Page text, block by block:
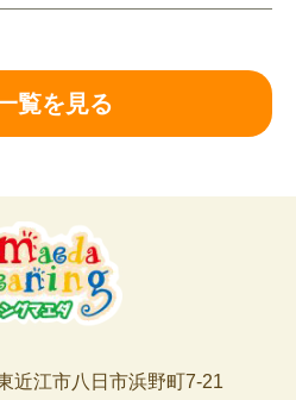
覧を見る
近江市八日市浜野町7-21